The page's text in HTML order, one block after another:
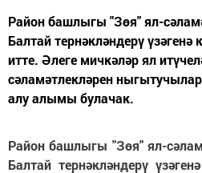
Район башлыгы "Зөя" ял-
Балтай тернәкләндерү үзәгенә
итте. Әлеге мичкәләр ял
сәламәтлекләрен
алу алымы булачак.
Район башлыгы "Зөя" ял-
Балтай тернәкләндерү